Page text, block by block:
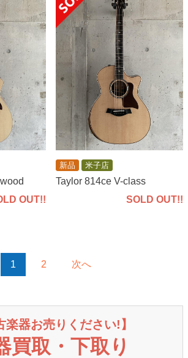
OUT!!
新品 米子店
Taylor 814ce V-class
SOLD OUT!!
1 2 次へ
楽器お売りください!】
買取・下取り